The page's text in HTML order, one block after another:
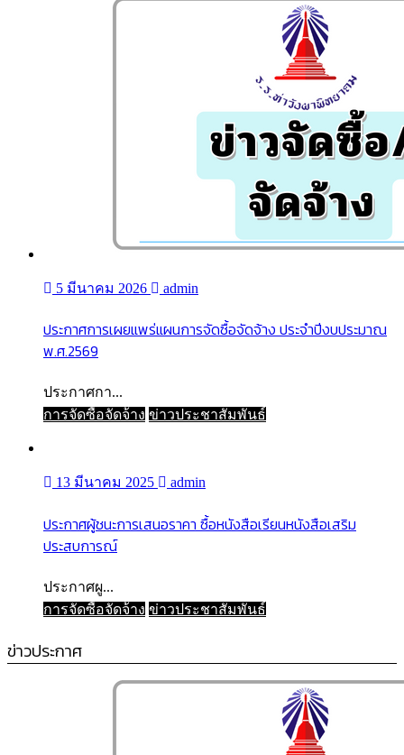
5 มีนาคม 2026 admin
ประกาศการเผยแพร่แผนการจัดซื้อจัดจ้าง ประจำปีงบประมาณ
พ.ศ.2569
ประกาศกา...
การจัดซื้อจัดจ้าง ข่าวประชาสัมพันธ์
13 มีนาคม 2025 admin
ประกาศผู้ชนะการเสนอราคา ซื้อหนังสือเรียนหนังสือเสริม
ประสบการณ์
ประกาศผู...
การจัดซื้อจัดจ้าง ข่าวประชาสัมพันธ์
ข่าวประกาศ